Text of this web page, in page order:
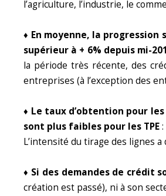
l’agriculture, l’industrie, le
♦ En moyenne, la progression
supérieur à + 6% depuis mi-
la période très récente, des
entreprises (à l’exception des
♦ Le taux d’obtention pour les
sont plus faibles pour les TPE
L’intensité du tirage des lignes
♦ Si des demandes de crédit
création est passé), ni à son